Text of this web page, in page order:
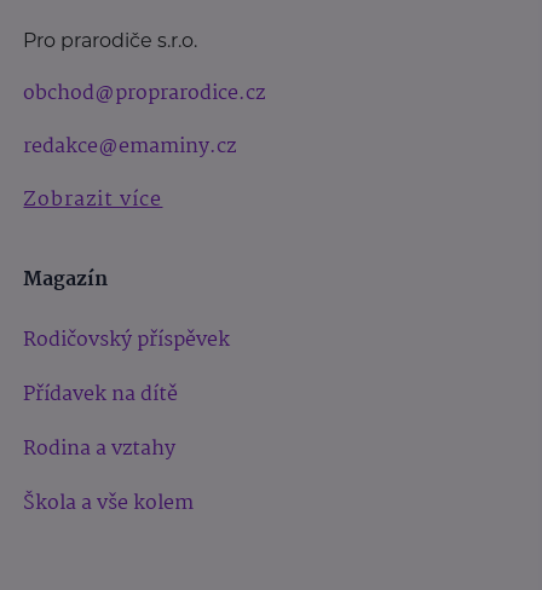
Pro prarodiče s.r.o.
obchod@proprarodice.cz
redakce@emaminy.cz
Zobrazit více
Magazín
Rodičovský příspěvek
Přídavek na dítě
Rodina a vztahy
Škola a vše kolem